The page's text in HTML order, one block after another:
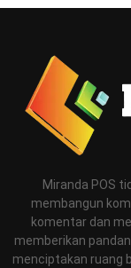
Miranda POS
membangun
komentar dan
memberikan
menciptakan ruang